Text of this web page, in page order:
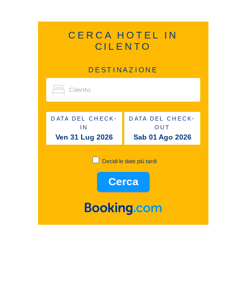
CERCA HOTEL IN
CILENTO
DESTINAZIONE
DATA DEL CHECK-
IN
Ven 31 Lug 2026
DATA DEL CHECK-
OUT
Sab 01 Ago 2026
Decidi le date più tardi